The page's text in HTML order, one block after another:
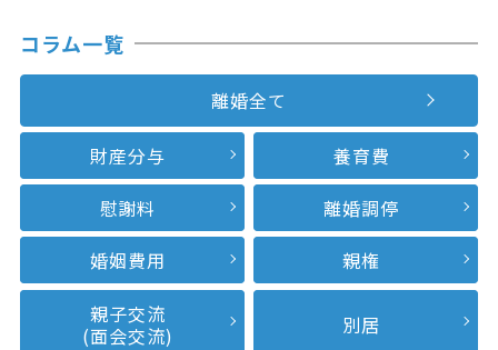
コラム一覧
離婚全て
財産分与
養育費
慰謝料
離婚調停
婚姻費用
親権
親子交流
(面会交流)
別居